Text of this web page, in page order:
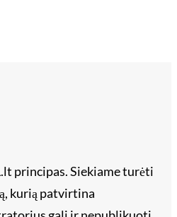
principas. Siekiame turėti
kurią patvirtina